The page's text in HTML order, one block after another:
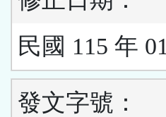
民國 115 年
發文字號：